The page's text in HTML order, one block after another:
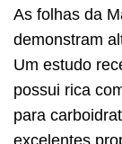
As folhas da
demonstram
Um estudo
possui rica
para
excelentes